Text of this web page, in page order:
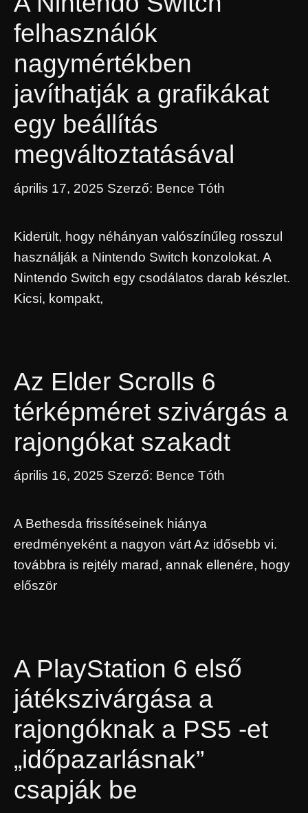
felhasználók
nagymértékben
javíthatják a grafikákat
egy beállítás
megváltoztatásával
április 17, 2025 Szerző: Bence Tóth
Kiderült, hogy néhányan valószínűleg rosszul
használják a Nintendo Switch konzolokat. A
Nintendo Switch egy csodálatos darab készlet.
Kicsi, kompakt,
Az Elder Scrolls 6
térképméret szivárgás a
rajongókat szakadt
április 16, 2025 Szerző: Bence Tóth
A Bethesda frissítéseinek hiánya
eredményeként a nagyon várt Az idősebb vi.
továbbra is rejtély marad, annak ellenére, hogy
először
A PlayStation 6 első
játékszivárgása a
rajongóknak a PS5 -et
„időpazarlásnak”
csapják be